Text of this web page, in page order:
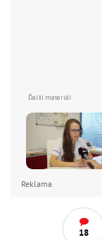
Reklama
18